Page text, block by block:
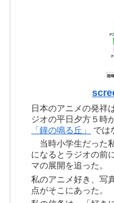
日本のアニメの発祥
ジオの平日夕方５時
「鐘の鳴る丘」
では
当時小学生だった
になるとラジオの前
マの展開を追った。
私のアニメ好き、写
点がそこにあった。